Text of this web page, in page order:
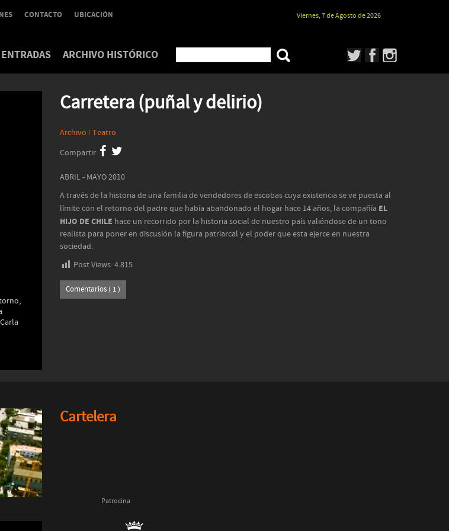
CONTACTO UBICACIÓN Viernes, 7 de Agosto de 2026
ARCHIVO HISTÓRICO
Carla
Carretera (puñal y delirio)
Archivo I Teatro
Compartir:
ABRIL - MAYO 2010
A través de la historia de una familia de vendedores de escobas cuya existencia se ve puesta al
límite con el retorno del padre que había abandonado el hogar hace 14 años, la compañía EL
HIJO DE CHILE hace un recorrido por la historia social de nuestro país valiéndose de un tono
realista para poner en discusión la figura patriarcal y el poder que esta ejerce en nuestra
sociedad.
Post Views:4.815
Comentarios ( 1 )
Cartelera
Patrocina